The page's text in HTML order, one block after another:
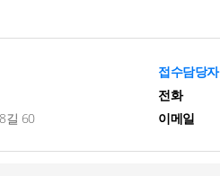
길 60
접수담당자
전화
이메일